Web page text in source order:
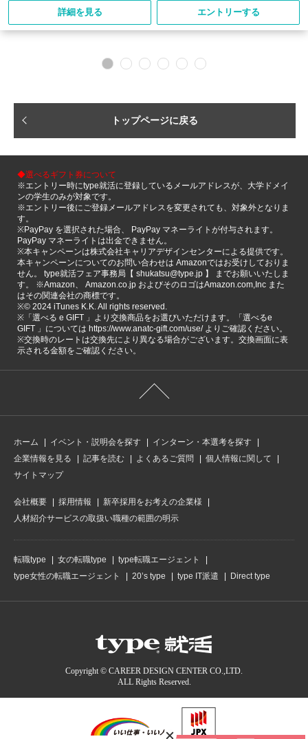
詳細を見る エントリーする
トップページに戻る
◆選べるギフト券について
※エントリー時にtype就活に登録しているメールアドレスが、大学ドメイ
ンの学生のみが対象です。
※エントリー後にご登録メールアドレスを変更されても、対象外となりま
す。
※PayPay を選択された場合、 PayPay マネーライトが付与されます。
PayPay マネーライトは出金できません。
※本キャンペーンは株式会社キャリアデザインセンターによる提供です。
本キャンペーンについてのお問い合わせは Amazonではお受けしておりま
せん。 type就活フェア事務局【 shukatsu@type.jp 】 までお願いいたしま
す。 ※Amazon、 Amazon.co.jp およびそのロゴはAmazon.com,Inc また
はその関連会社の商標です。
※©️ 2024 iTunes K.K. All rights reserved.
※「選べる e GIFT 」より交換商品をお選びいただけます。「選べるe
GIFT 」については https://www.anatc-gift.com/use/ よりご確認ください。
※交換時のレートは交換先により異なる場合がございます。交換画面に表
示される金額をご確認ください。
ホーム イベント・説明会を探す
インターン・本選考を探す
企業情報を見る
記事を読む よくあるご質問
個人情報に関して
サイトマップ
会社概要 採用情報
新卒採用をお考えの企業様
人材紹介サービスの取扱い職種の範囲の明示
転職type 女の転職type
type転職エージェント
type女性の転職エージェント
20’s type type IT派遣 Direct type
Copyright © CAREER DESIGN CENTER CO.,LTD.
ALL Rights Reserved.